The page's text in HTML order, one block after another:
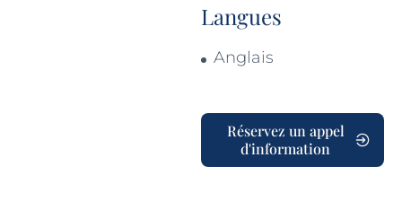
Langues
Anglais
Réservez un appel
d'information